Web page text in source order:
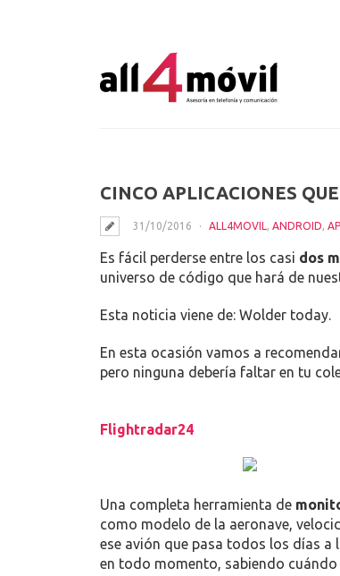
CINCO APLICACIONES
31/10/2016 ALL4MOVIL, ANDROID,
Es fácil perderse entre los casi dos
universo de código que hará de
Esta noticia viene de: Wolder today.
En esta ocasión vamos a
pero ninguna debería faltar en tu
Flightradar24
Una completa herramienta de
como modelo de la aeronave,
ese avión que pasa todos los días a
en todo momento, sabiendo